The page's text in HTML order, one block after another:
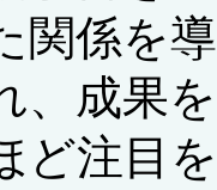
関係を
、成果
ど注目